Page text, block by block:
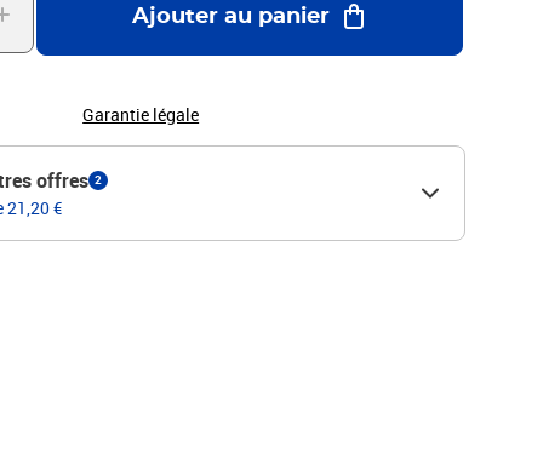
Ajouter au panier
Garantie légale
offres 2
21,20 €